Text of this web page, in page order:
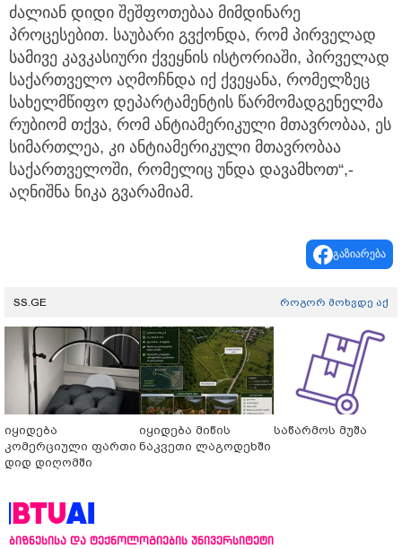
ძალიან დიდი შეშფოთებაა მიმდინარე
პროცესებით. საუბარი გვქონდა, რომ პირველად
სამივე კავკასიური ქვეყნის ისტორიაში, პირველად
საქართველო აღმოჩნდა იქ ქვეყანა, რომელზეც
სახელმწიფო დეპარტამენტის წარმომადგენელმა
რუბიომ თქვა, რომ ანტიამერიკული მთავრობაა, ეს
სიმართლეა, კი ანტიამერიკული მთავრობაა
საქართველოში, რომელიც უნდა დავამხოთ“,-
აღნიშნა ნიკა გვარამიამ.
გაზიარება
SS.GE როგორ მოხვდე აქ
იყიდება
კომერციული ფართი
დიდ დიღომში
იყიდება მიწის
ნაკვეთი ლაგოდეხში
საწარმოს მუშა
ბიზნესისა და ტექნოლოგიების უნივერსიტეტი